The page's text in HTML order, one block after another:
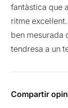
fantàstica que
ritme
ben mesurada
tendresa a un
Compartir